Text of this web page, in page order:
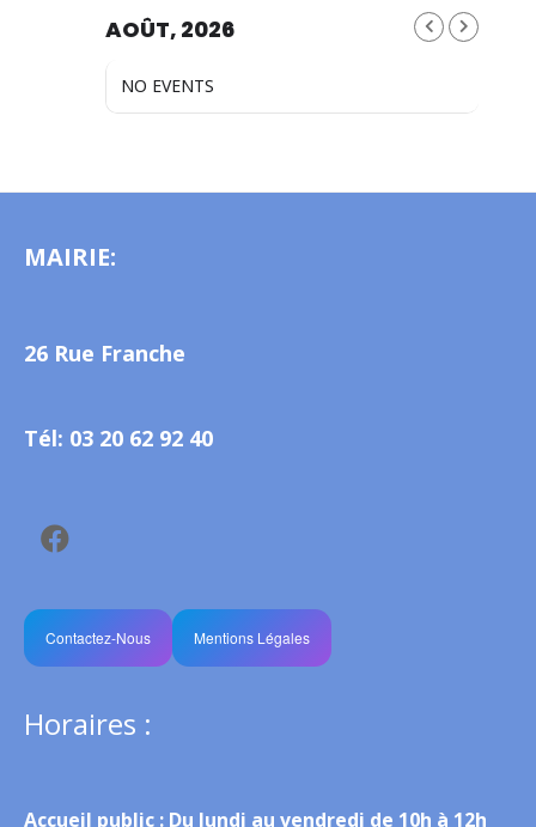
AOÛT, 2026
NO EVENTS
MAIRIE:
26 Rue Franche
Tél: 03 20 62 92 40
Contactez-Nous Mentions Légales
Horaires :
Accueil public : Du lundi au vendredi de 10h à 12h